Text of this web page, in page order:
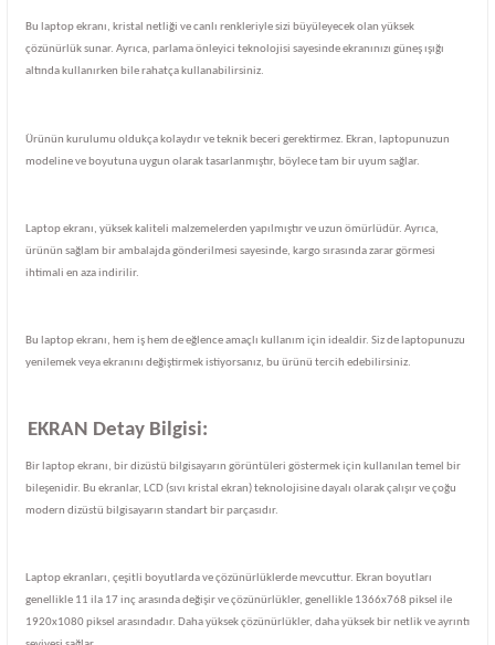
Bu laptop ekranı, kristal netliği ve canlı renkleriyle sizi büyüleyecek olan yüksek
çözünürlük sunar. Ayrıca, parlama önleyici teknolojisi sayesinde ekranınızı güneş ışığı
altında kullanırken bile rahatça kullanabilirsiniz.
Ürünün kurulumu oldukça kolaydır ve teknik beceri gerektirmez. Ekran, laptopunuzun
modeline ve boyutuna uygun olarak tasarlanmıştır, böylece tam bir uyum sağlar.
Laptop ekranı, yüksek kaliteli malzemelerden yapılmıştır ve uzun ömürlüdür. Ayrıca,
ürünün sağlam bir ambalajda gönderilmesi sayesinde, kargo sırasında zarar görmesi
ihtimali en aza indirilir.
Bu laptop ekranı, hem iş hem de eğlence amaçlı kullanım için idealdir. Siz de laptopunuzu
yenilemek veya ekranını değiştirmek istiyorsanız, bu ürünü tercih edebilirsiniz.
EKRAN Detay Bilgisi:
Bir laptop ekranı, bir dizüstü bilgisayarın görüntüleri göstermek için kullanılan temel bir
bileşenidir. Bu ekranlar, LCD (sıvı kristal ekran) teknolojisine dayalı olarak çalışır ve çoğu
modern dizüstü bilgisayarın standart bir parçasıdır.
Laptop ekranları, çeşitli boyutlarda ve çözünürlüklerde mevcuttur. Ekran boyutları
genellikle 11 ila 17 inç arasında değişir ve çözünürlükler, genellikle 1366x768 piksel ile
1920x1080 piksel arasındadır. Daha yüksek çözünürlükler, daha yüksek bir netlik ve ayrıntı